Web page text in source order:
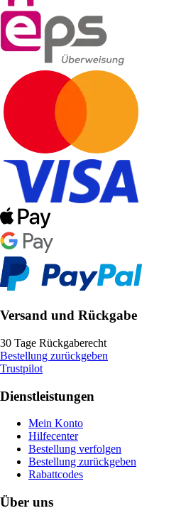
Versand und Rückgabe
30 Tage Rückgaberecht
Bestellung zurückgeben
Trustpilot
Dienstleistungen
Mein Konto
Hilfecenter
Bestellung verfolgen
Bestellung zurückgeben
Rabattcodes
Über uns